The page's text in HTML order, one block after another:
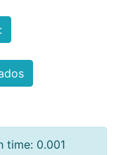
time: 0.001